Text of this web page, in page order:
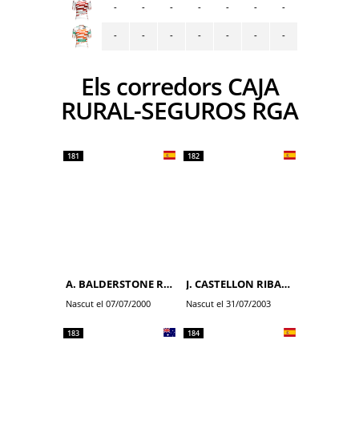
-
-
-
-
-
-
-
-
-
-
-
-
-
-
Els corredors CAJA
RURAL-SEGUROS RGA
181
A. BALDERSTONE ROUMENS
Nascut el 07/07/2000
182
J. CASTELLON RIBALTA
Nascut el 31/07/2003
183 184